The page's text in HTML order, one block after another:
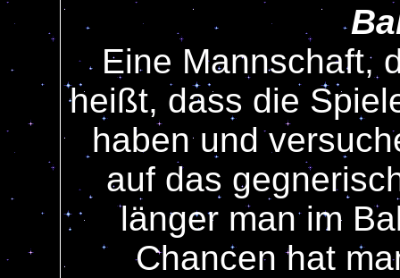
Eine Mannschaft,
heißt, dass die
haben und
auf das
länger man im
Chancen hat